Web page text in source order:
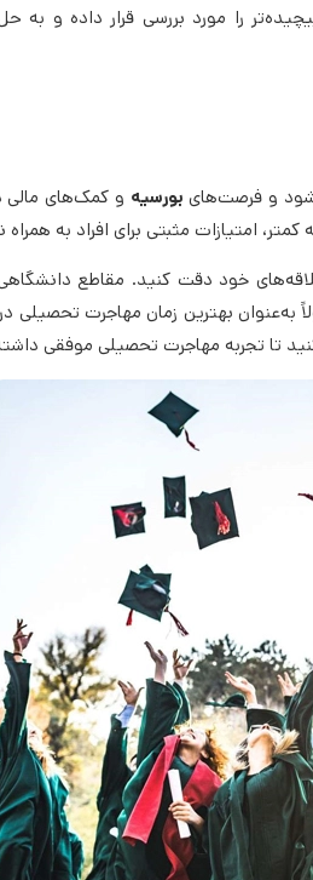
را مورد بررسی قرار داده و به
و فرصت‌های بورسیه و کمک‌های مالی
امتیازات مثبتی برای افراد به همراه
خود دقت کنید. مقاطع
بهترین زمان مهاجرت تحصیلی
تا تجربه مهاجرت تحصیلی موفقی